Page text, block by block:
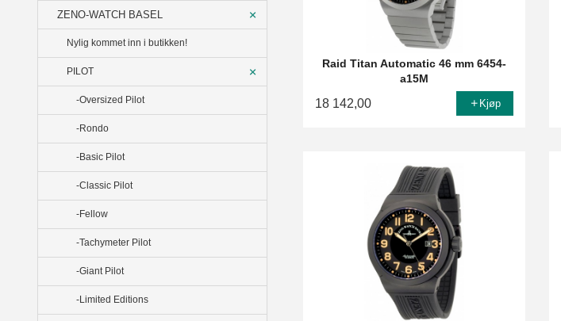
ZENO-WATCH BASEL
Nylig kommet inn i butikken!
PILOT
-Oversized Pilot
-Rondo
-Basic Pilot
-Classic Pilot
-Fellow
-Tachymeter Pilot
-Giant Pilot
-Limited Editions
Raid Titan Automatic 46 mm 6454-
a15M
18 142,00 Kjøp